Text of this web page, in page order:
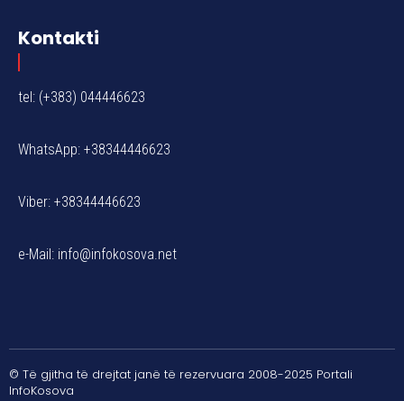
Kontakti
tel: (+383) 044446623
WhatsApp: +38344446623
Viber: +38344446623
e-Mail: info@infokosova.net
© Të gjitha të drejtat janë të rezervuara 2008-2025 Portali
InfoKosova